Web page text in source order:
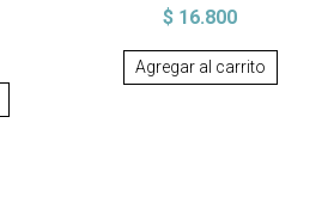
$ 16.800
Agregar al carrito